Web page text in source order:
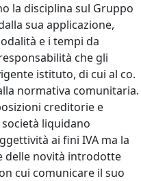
la disciplina sul Gruppo
sua applicazione,
e i tempi da
che gli
istituto, di cui al co.
normativa comunitaria.
creditorie e
liquidano
ai fini IVA ma la
delle novità introdotte
cui comunicare il suo